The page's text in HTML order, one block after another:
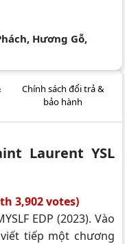
Chính sách đổi trả &
bảo hành
Laurent YSL
3,902 votes)
EDP (2023). Vào
tiếp một chương
Hương Gỗ,